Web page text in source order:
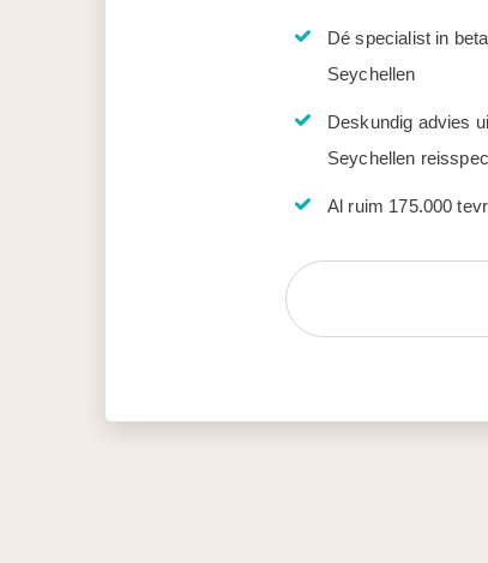
Dé specialist in
Seychellen
Deskundig advies
Seychellen
Al ruim 175.000